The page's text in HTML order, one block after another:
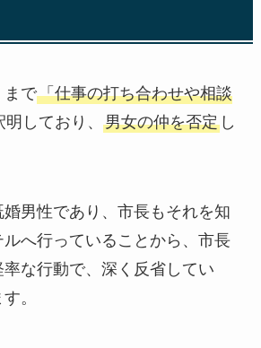
まで「仕事の打ち合わせや相談
明しており、 男女の仲を否定し
婚男性であり、市長もそれを知
へ行っていることから、市長
な行動で、深く反省してい
。